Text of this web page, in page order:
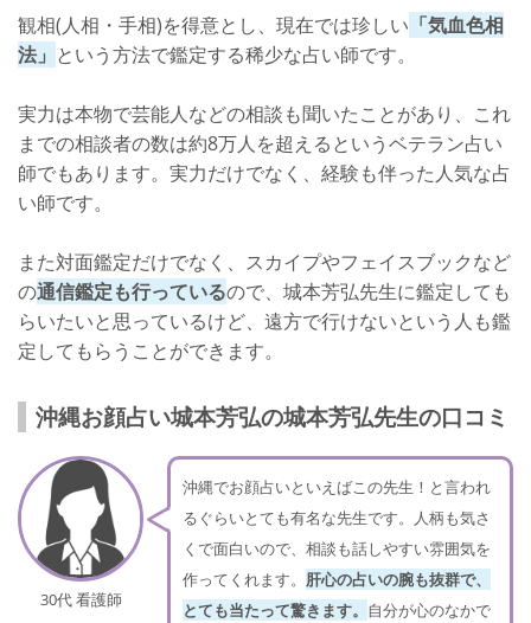
観相(人相・手相)を得意とし、現在では珍しい 「気血色相
法」 という方法で鑑定する稀少な占い師です。
実力は本物で芸能人などの相談も聞いたことがあり、これ
までの相談者の数は約8万人を超えるというベテラン占い
師でもあります。実力だけでなく、経験も伴った人気な占
い師です。
また対面鑑定だけでなく、スカイプやフェイスブックなど
の通信鑑定も行っているので、城本芳弘先生に鑑定しても
らいたいと思っているけど、遠方で行けないという人も鑑
定してもらうことができます。
沖縄お顔占い城本芳弘の城本芳弘先生の口コミ
30代 看護師
沖縄でお顔占いといえばこの先生！と言われ
るぐらいとても有名な先生です。人柄も気さ
くで面白いので、相談も話しやすい雰囲気を
作ってくれます。 肝心の占いの腕も抜群で、
とても当たって驚きます。 自分が心のなかで